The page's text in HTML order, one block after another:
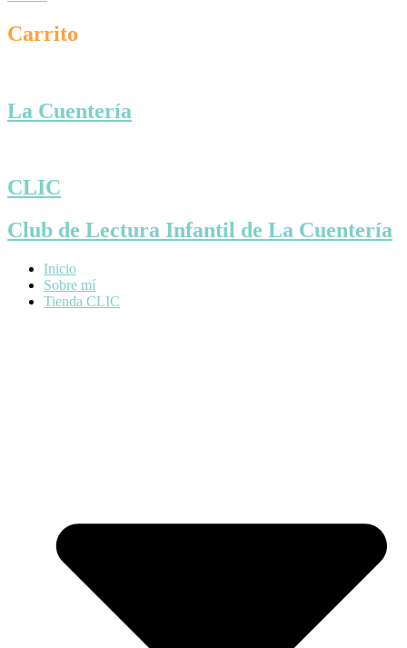
Carrito
La Cuentería
CLIC
Club de Lectura Infantil de La Cuentería
Inicio
Sobre mí
Tienda CLIC